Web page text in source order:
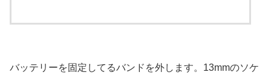
バッテリーを固定してるバンドを外します。13mmのソケ